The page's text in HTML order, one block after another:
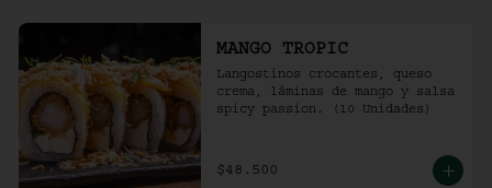
MANGO TROPIC
Langostinos crocantes, queso
crema, láminas de mango y salsa
spicy passion. (10 Unidades)
$48.500